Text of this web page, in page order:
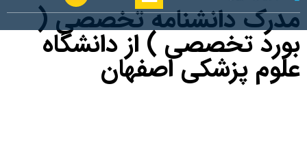
مدرک دانشنامه تخصصی (
بورد تخصصی ) از دانشگاه
علوم پزشکی اصفهان